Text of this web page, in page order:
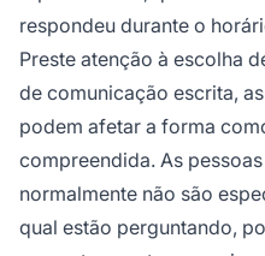
respondeu durante o
Preste atenção à escolha
de comunicação escrita,
podem afetar a forma
compreendida. As
normalmente não são
qual estão perguntando,